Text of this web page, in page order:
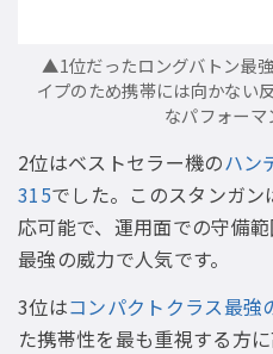
▲1位だったロングバトン最
イプのため携帯には向かない
なパフォーマ
2位はベストセラー機のハン
315でした。このスタンガ
応可能で、運用面での守備
最強の威力で人気です。
3位はコンパクトクラス最強
た携帯性を最も重視する方